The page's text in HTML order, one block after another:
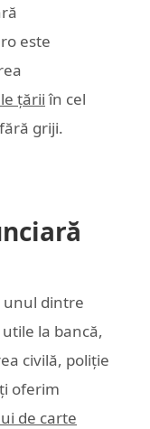
este
țării în cel
griji.
unul dintre
la bancă,
civilă, poliție
oferim
de carte